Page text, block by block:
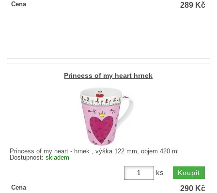
Cena 289 Kč
Princess of my heart hrnek
Princess of my heart - hrnek , výška 122 mm, objem 420 ml
Dostupnost:skladem
ks
Cena 290 Kč